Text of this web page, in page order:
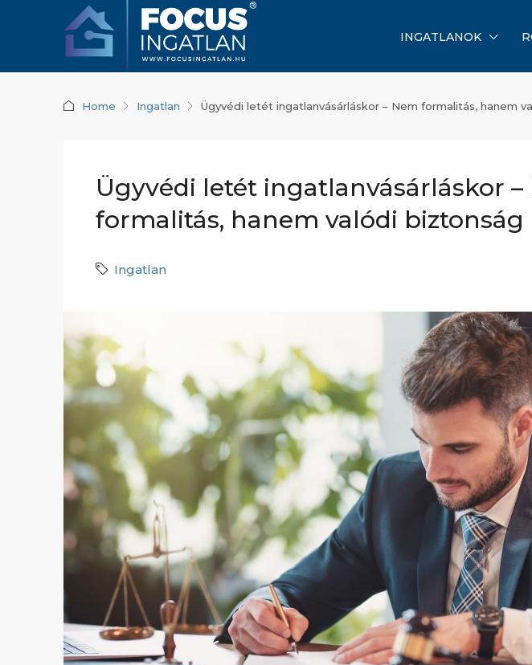
INGATLANOK
Home Ingatlan Ügyvédi letét ingatlanvásárláskor – Nem formalitás, hanem
Ügyvédi letét ingatlanvásárláskor –
formalitás, hanem valódi biztonság
Ingatlan